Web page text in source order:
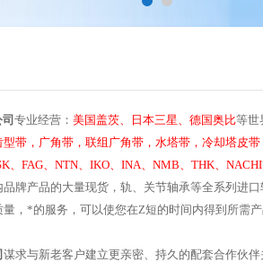
专业经营： 美国盖茨、日本三星、德国奥比等世
带，广角带，联组广角带，水塔带，冷却塔皮
、FAG、NTN、IKO、INA、NMB、THK、NACHI
牌产品的大量现货，轨、关节轴承等全系列进
，*的服务，可以使您在Z短的时间内得到所需
谋求与新老客户建立更亲密、持久的配套合作伙